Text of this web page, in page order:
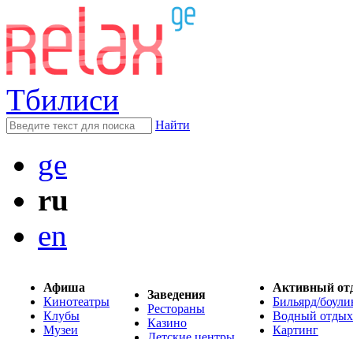
Тбилиси
Найти
ge
ru
en
Афиша
Кинотеатры
Клубы
Музеи
Заведения
Рестораны
Казино
Активный
Бильярд/
Водный отдых
Картинг